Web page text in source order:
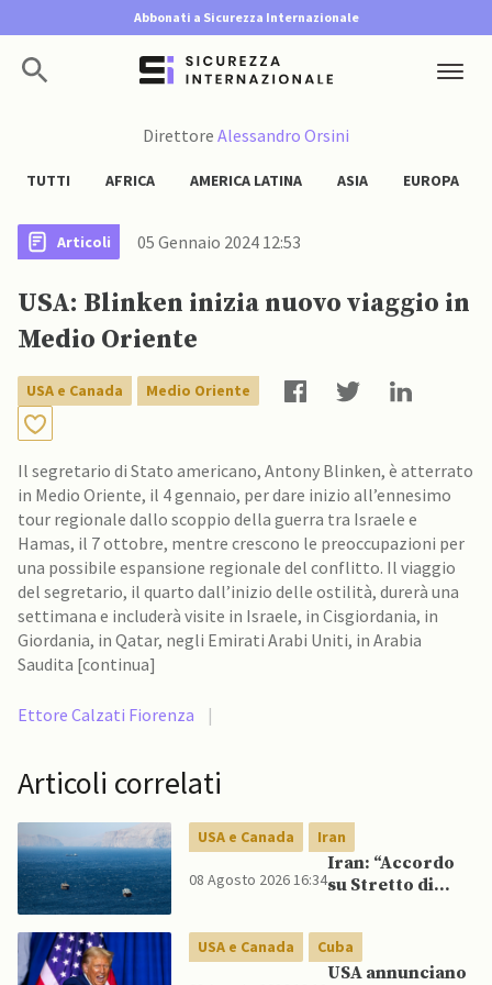
Abbonati a Sicurezza Internazionale
Direttore Alessandro Orsini
TUTTI AFRICA AMERICA LATINA ASIA EUROPA
Articoli 05 Gennaio 2024 12:53
USA: Blinken inizia nuovo viaggio in
Medio Oriente
USA e Canada Medio Oriente
Il segretario di Stato americano, Antony Blinken, è atterrato
in Medio Oriente, il 4 gennaio, per dare inizio all’ennesimo
tour regionale dallo scoppio della guerra tra Israele e
Hamas, il 7 ottobre, mentre crescono le preoccupazioni per
una possibile espansione regionale del conflitto. Il viaggio
del segretario, il quarto dall’inizio delle ostilità, durerà una
settimana e includerà visite in Israele, in Cisgiordania, in
Giordania, in Qatar, negli Emirati Arabi Uniti, in Arabia
Saudita [continua]
Ettore Calzati Fiorenza |
Articoli correlati
USA e Canada Iran
08 Agosto 2026 16:34
Iran: “Accordo
su Stretto di
ma non aprirà il
canale”
USA e Canada Cuba
USA annunciano